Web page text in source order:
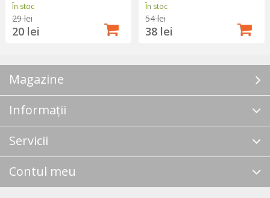
În stoc
29 lei
20 lei
În stoc
54 lei
38 lei
Magazine
Informații
Servicii
Contul meu